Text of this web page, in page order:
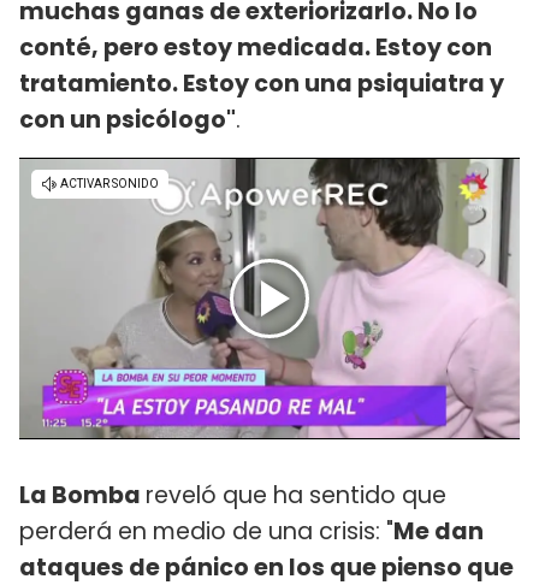
muchas ganas de exteriorizarlo. No lo
conté, pero estoy medicada. Estoy con
tratamiento. Estoy con una psiquiatra y
con un psicólogo".
La Bomba reveló que ha sentido que
perderá en medio de una crisis: "Me dan
ataques de pánico en los que pienso que